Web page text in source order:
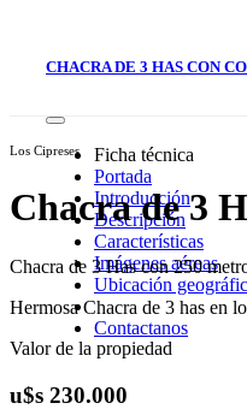
CHACRA DE 3 HAS CON
Ficha técnica
Portada
Introducción
Descripción
Características
Imágenes aéreas
Ubicación
Contactanos
Los Cipreses
Chacra de 3
Chacra de 3 Has con 250
Hermosa Chacra de 3 has en
Valor de la propiedad
u$s 230.000